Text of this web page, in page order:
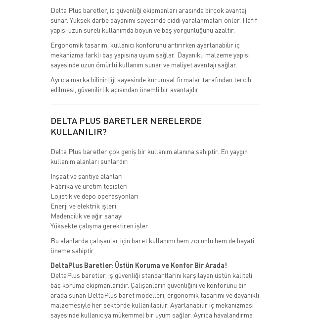
Delta Plus baretler, iş güvenliği ekipmanları arasında birçok avantaj
sunar. Yüksek darbe dayanımı sayesinde ciddi yaralanmaları önler. Hafif
yapısı uzun süreli kullanımda boyun ve baş yorgunluğunu azaltır.
Ergonomik tasarım, kullanıcı konforunu artırırken ayarlanabilir iç
mekanizma farklı baş yapısına uyum sağlar. Dayanıklı malzeme yapısı
sayesinde uzun ömürlü kullanım sunar ve maliyet avantajı sağlar.
Ayrıca marka bilinirliği sayesinde kurumsal firmalar tarafından tercih
edilmesi, güvenilirlik açısından önemli bir avantajdır.
DELTA PLUS BARETLER NERELERDE
KULLANILIR?
Delta Plus baretler çok geniş bir kullanım alanına sahiptir. En yaygın
kullanım alanları şunlardır:
İnşaat ve şantiye alanları
Fabrika ve üretim tesisleri
Lojistik ve depo operasyonları
Enerji ve elektrik işleri
Madencilik ve ağır sanayi
Yüksekte çalışma gerektiren işler
Bu alanlarda çalışanlar için baret kullanımı hem zorunlu hem de hayati
öneme sahiptir.
DeltaPlus Baretler: Üstün Koruma ve Konfor Bir Arada!
DeltaPlus baretler, iş güvenliği standartlarını karşılayan üstün kaliteli
baş koruma ekipmanlarıdır. Çalışanların güvenliğini ve konforunu bir
arada sunan DeltaPlus baret modelleri, ergonomik tasarımı ve dayanıklı
malzemesiyle her sektörde kullanılabilir. Ayarlanabilir iç mekanizması
sayesinde kullanıcıya mükemmel bir uyum sağlar. Ayrıca havalandırma